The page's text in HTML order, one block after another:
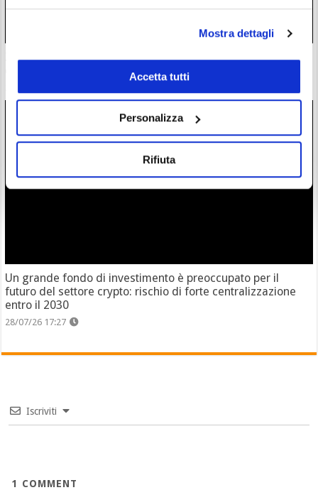
Mostra dettagli
Accetta tutti
Personalizza
Rifiuta
Zcash completa l’atteso aggiornamento Ironwood: la supply
Un grande fondo di investimento è preoccupato per il
futuro del settore crypto: rischio di forte centralizzazione
entro il 2030
28/07/26 17:27
Iscriviti
1 COMMENT